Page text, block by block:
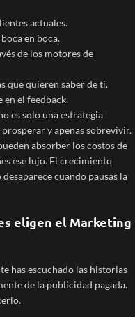
actuales.
en boca.
de los motores de
que quieren saber de ti.
el feedback.
es solo una estrategia
y apenas sobrevivir.
absorber los costos de
ese lujo. El crecimiento
cuando pausas la
eligen el Marketing
has escuchado las historias
de la publicidad pagada.